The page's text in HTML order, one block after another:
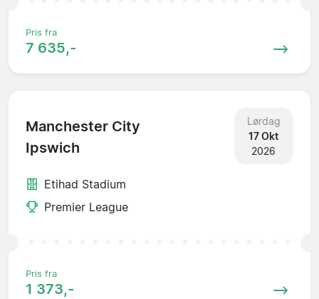
Pris fra
7 635,-
Manchester City
Ipswich
Lørdag
17 Okt
2026
Etihad Stadium
Premier League
Pris fra
1 373,-